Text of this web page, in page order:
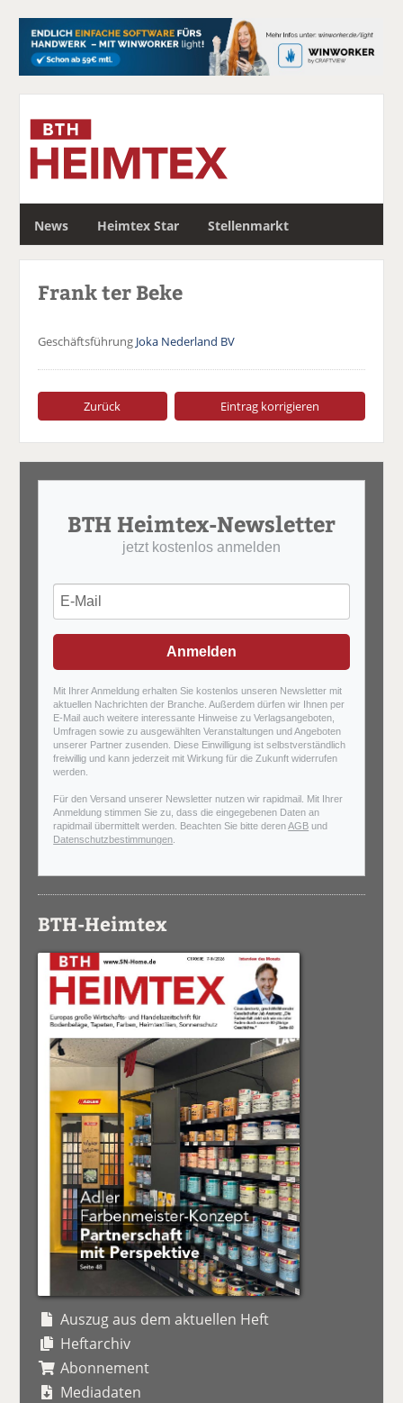
News Heimtex Star Stellenmarkt
c
Frank ter Beke
Geschäftsführung Joka Nederland BV
Zurück Eintrag korrigieren
BTH Heimtex-Newsletter
jetzt kostenlos anmelden
Anmelden
Mit Ihrer Anmeldung erhalten Sie kostenlos unseren Newsletter mit
aktuellen Nachrichten der Branche. Außerdem dürfen wir Ihnen per
E-Mail auch weitere interessante Hinweise zu Verlagsangeboten,
Umfragen sowie zu ausgewählten Veranstaltungen und Angeboten
unserer Partner zusenden. Diese Einwilligung ist selbstverständlich
freiwillig und kann jederzeit mit Wirkung für die Zukunft widerrufen
werden.
Für den Versand unserer Newsletter nutzen wir rapidmail. Mit Ihrer
Anmeldung stimmen Sie zu, dass die eingegebenen Daten an
rapidmail übermittelt werden. Beachten Sie bitte derenAGB und
Datenschutzbestimmungen
BTH-Heimtex
Auszug aus dem aktuellen Heft
Heftarchiv
Abonnement
Mediadaten